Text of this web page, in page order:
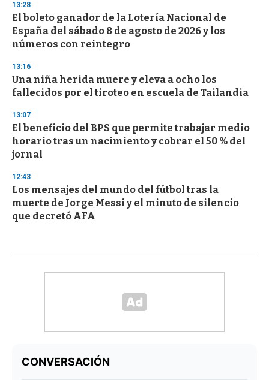
13:28
El boleto ganador de la Lotería Nacional de
España del sábado 8 de agosto de 2026 y los
números con reintegro
13:16
Una niña herida muere y eleva a ocho los
fallecidos por el tiroteo en escuela de Tailandia
13:07
El beneficio del BPS que permite trabajar medio
horario tras un nacimiento y cobrar el 50 % del
jornal
12:43
Los mensajes del mundo del fútbol tras la
muerte de Jorge Messi y el minuto de silencio
que decretó AFA